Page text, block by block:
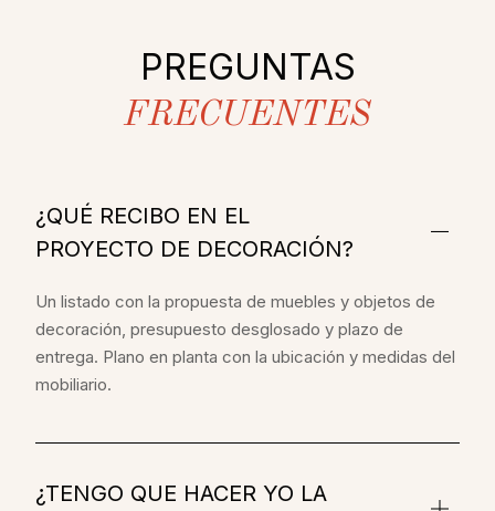
PREGUNTAS
FRECUENTES
¿QUÉ RECIBO EN EL
PROYECTO DE DECORACIÓN?
Un listado con la propuesta de muebles y objetos de
decoración, presupuesto desglosado y plazo de
entrega. Plano en planta con la ubicación y medidas del
mobiliario.
¿TENGO QUE HACER YO LA